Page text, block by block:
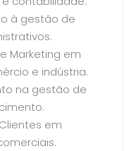
à gestão de
Marketing em
e indústria.
na gestão de
em